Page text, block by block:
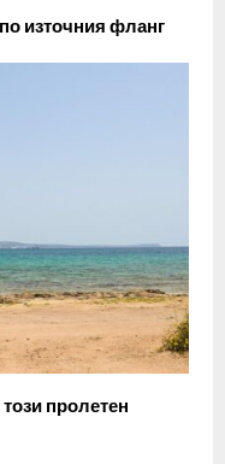
източния фланг
пролетен